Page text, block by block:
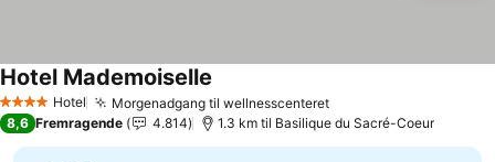
4 StjernerHotel Morgenadgang til wellnesscenteretSe priser
Hotel Mademoiselle
8,6 Fremragende 4.814 1.3 km til Basilique du Sacré-Coeur